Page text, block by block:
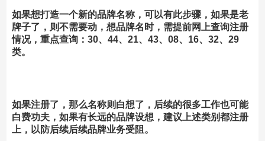
如果想打造一个新的品牌名称，可以有此步骤，如果是老
牌子了，则不需要动，想品牌名时，需提前网上查询注册
情况，重点查询：30、44、21、43、08、16、32、29
类。
如果注册了，那么名称则白想了，后续的很多工作也可能
白费功夫，如果有长远的品牌设想，建议上述类别都注册
上，以防后续后续品牌业务受阻。